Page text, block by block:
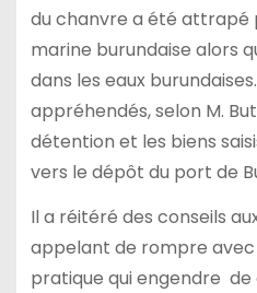
du chanvre a été attrapé
marine burundaise alors
dans les eaux
appréhendés, selon M.
détention et les biens
vers le dépôt du port de
Il a réitéré des conseils
appelant de rompre
pratique qui engendre